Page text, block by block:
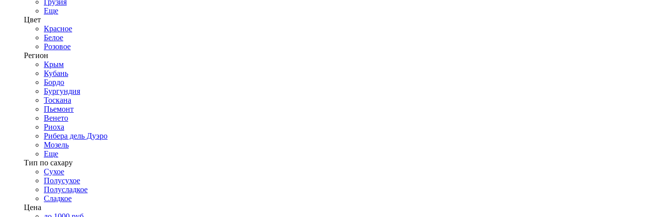
Грузия
Еще
Цвет
Красное
Белое
Розовое
Регион
Крым
Кубань
Бордо
Бургундия
Тоскана
Пьемонт
Венето
Риоха
Рибера дель Дуэро
Мозель
Еще
Тип по сахару
Сухое
Полусухое
Полусладкое
Сладкое
Цена